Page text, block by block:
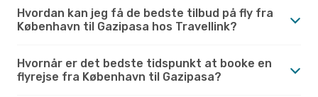
Hvordan kan jeg få de bedste tilbud på fly fra
København til Gazipasa hos Travellink?
Hvornår er det bedste tidspunkt at booke en
flyrejse fra København til Gazipasa?